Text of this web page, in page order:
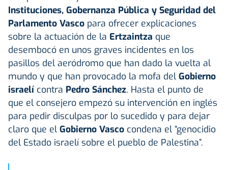
Instituciones, Gobernanza Pública y Seguridad del
Parlamento Vasco para ofrecer explicaciones
sobre la actuación de la Ertzaintza que
desembocó en unos graves incidentes en los
pasillos del aeródromo que han dado la vuelta al
mundo y que han provocado la mofa del Gobierno
israelí contra Pedro Sánchez. Hasta el punto de
que el consejero empezó su intervención en inglés
para pedir disculpas por lo sucedido y para dejar
claro que el Gobierno Vasco condena el “genocidio
del Estado israelí sobre el pueblo de Palestina”.